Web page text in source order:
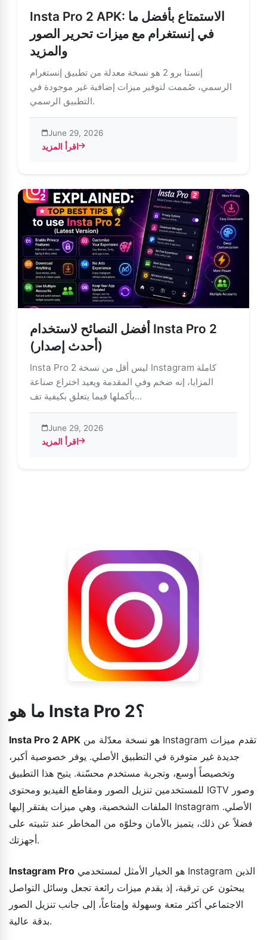
Insta Pro 2 APK: الاستمتاع بأفضل ما
في إنستغرام مع ميزات تحرير الصور
والمزيد
إنستا برو 2 هو نسخة معدلة من تطبيق إنستغرام
الرسمي، صُممت لتوفير ميزات إضافية غير موجودة في
التطبيق الرسمي.
June 29, 2026
اقرأ المزيد
أفضل النصائح لاستخدام Insta Pro 2
(أحدث إصدار)
Insta Pro 2 ليس أقل من نسخة Instagram كاملة
المزايا، إنه ضخم وفي المقدمة ويعيد اختراع صناعة
بأكملها فيما يتعلق بكيفية تف...
June 29, 2026
اقرأ المزيد
ما هو Insta Pro 2؟
Insta Pro 2 APK
جديدة غير متوفرة في التطبيق الأصلي. يوفر خصوصية أكبر،
وتخصيصاً أوسع، وتجربة مستخدم محسّنة. يتيح هذا التطبيق
للمستخدمين تنزيل الصور ومقاطع الفيديو ومحتوى IGTV وصور
الملفات الشخصية، وهي ميزات يفتقر إليها Instagram الأصلي.
فضلاً عن ذلك، يتميز بالأمان وخلوّه من المخاطر عند تثبيته على
أجهزتك.
Instagram Pro
يبحثون عن ترقية، إذ يقدم ميزات رائعة تجعل وسائل التواصل
الاجتماعي أكثر متعة وسهولة وإمتاعاً، إلى جانب تنزيل الصور
بدقة عالية.